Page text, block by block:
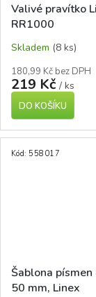
Valivé pravítko
RR1000
Skladem (8 ks)
180,99 Kč bez DPH
219 Kč / ks
DO KOŠÍKU
Šablona písmen
50 mm, Linex
Kód: 558017